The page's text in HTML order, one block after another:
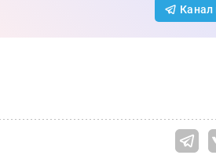
Канал